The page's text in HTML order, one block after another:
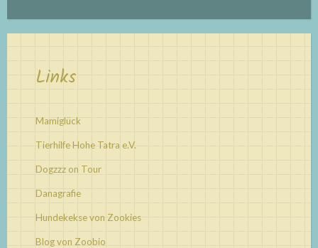
Links
Mamiglück
Tierhilfe Hohe Tatra e.V.
Dogzzz on Tour
Danagrafie
Hundekekse von Zookies
Blog von Zoobio